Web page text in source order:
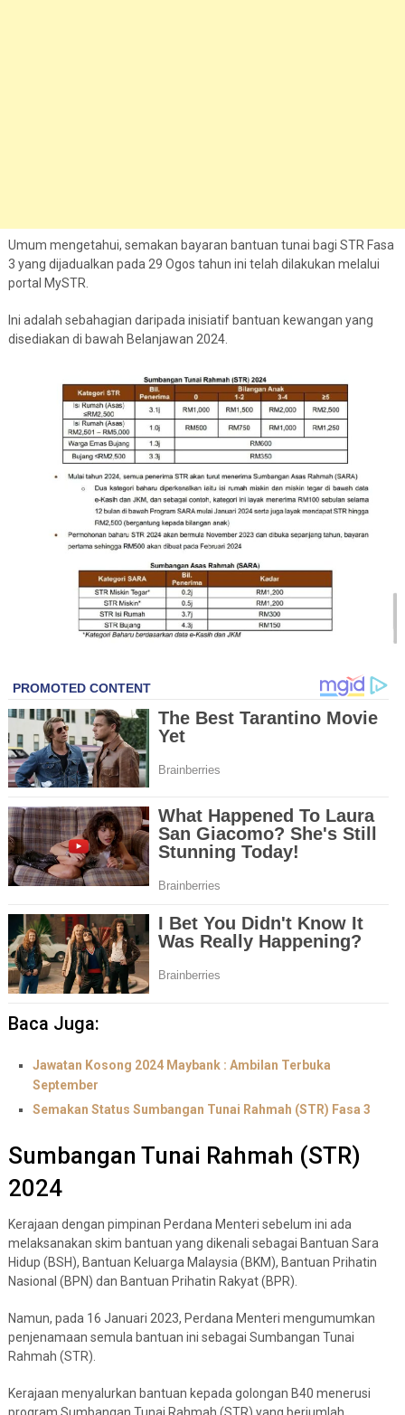
Umum mengetahui, semakan bayaran bantuan tunai bagi STR Fasa
3 yang dijadualkan pada 29 Ogos tahun ini telah dilakukan melalui
portal MySTR.
Ini adalah sebahagian daripada inisiatif bantuan kewangan yang
disediakan di bawah Belanjawan 2024.
Baca Juga:
Jawatan Kosong 2024 Maybank : Ambilan Terbuka
September
Semakan Status Sumbangan Tunai Rahmah (STR) Fasa 3
Sumbangan Tunai Rahmah (STR)
2024
Kerajaan dengan pimpinan Perdana Menteri sebelum ini ada
melaksanakan skim bantuan yang dikenali sebagai Bantuan Sara
Hidup (BSH), Bantuan Keluarga Malaysia (BKM), Bantuan Prihatin
Nasional (BPN) dan Bantuan Prihatin Rakyat (BPR).
Namun, pada 16 Januari 2023, Perdana Menteri mengumumkan
penjenamaan semula bantuan ini sebagai Sumbangan Tunai
Rahmah (STR).
Kerajaan menyalurkan bantuan kepada golongan B40 menerusi